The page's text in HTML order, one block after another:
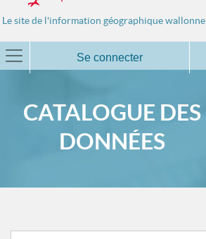
Le site de l'information géographique wallonne
Se connecter
CATALOGUE DES
DONNÉES